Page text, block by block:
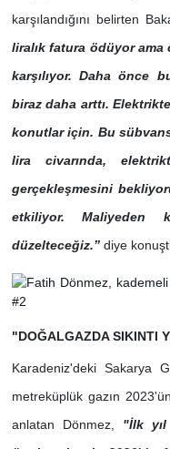
karşılandığını belirten
liralık fatura ödüyor ama
karşılıyor. Daha önce
biraz daha arttı.
konutlar için. Bu
lira civarında,
gerçekleşmesini
etkiliyor. Maliyeden
düzelteceğiz.”diye
"DOĞALGAZDA SIKINTI
Karadeniz'deki Sakarya
metreküplük gazın
anlatan Dönmez, "İlk